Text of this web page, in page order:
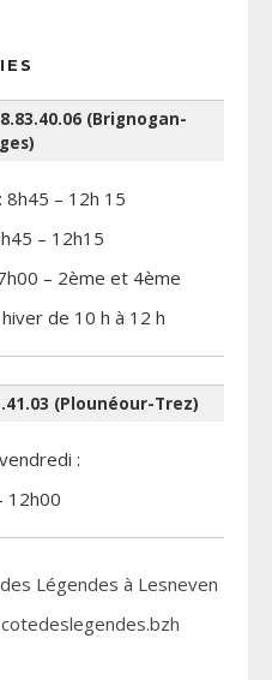
(Brignogan-
8h45 – 12h 15
– 12h15
– 2ème et 4ème
de 10 h à 12 h
(Plounéour-Trez)
:
12h00
Légendes à Lesneven